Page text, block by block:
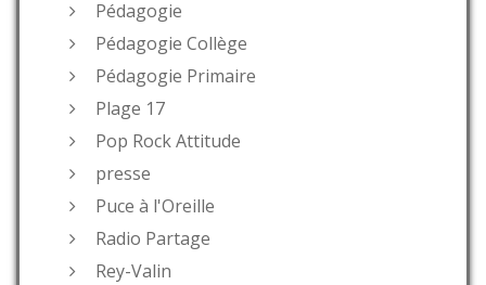
Pédagogie
Pédagogie Collège
Pédagogie Primaire
Plage 17
Pop Rock Attitude
presse
Puce à l'Oreille
Radio Partage
Rey-Valin